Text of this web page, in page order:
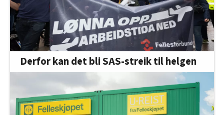
Derfor kan det bli SAS-streik til helgen